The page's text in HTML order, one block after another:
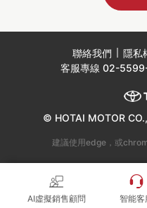
聯絡我們 隱私
客服專線 02-
© HOTAI MOTOR
建議使用edge，或
AI虛擬銷售顧問 智能客